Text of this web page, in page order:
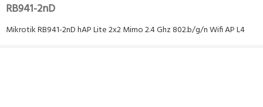
RB941-2nD
Mikrotik RB941-2nD hAP Lite 2x2 Mimo 2.4 Ghz 802.b/g/n Wifi AP L4